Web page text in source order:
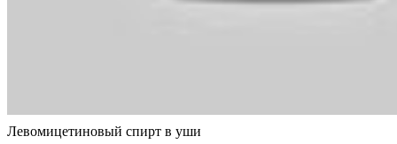
Левомицетиновый спирт в уши